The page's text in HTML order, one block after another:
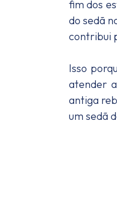
fim dos
do sedã
contribui
Isso
atender
antiga
um sedã